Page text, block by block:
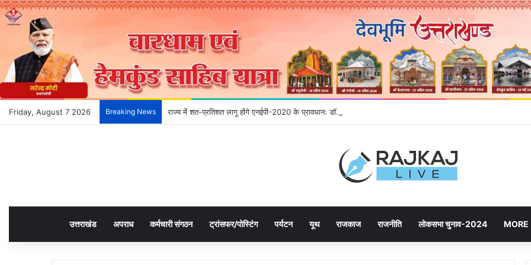
Friday, August 7 2026 Breaking News राज्य में शत-प्रतिशत लागू होंगे एनईपी-2020 के प्रावधानः डाॅ. धन सिंह रावत
उत्तराखंड अपराध कर्मचारी संगठन ट्रांसफर/पोस्टिंग पर्यटन यूथ राजकाज राजनीति लोकसभा चुनाव-2024 MORE